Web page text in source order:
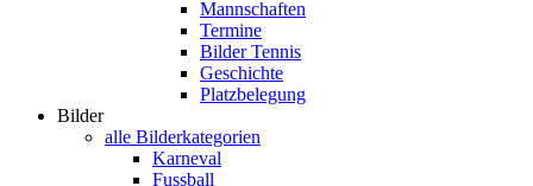
Mannschaften
Termine
Bilder Tennis
Geschichte
Platzbelegung
Bilder
alle Bilderkategorien
Karneval
Fussball